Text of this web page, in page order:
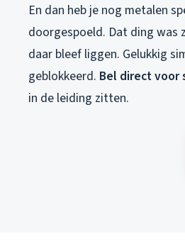
En dan heb je nog metalen
doorgespoeld. Dat ding was
daar bleef liggen. Gelukkig
geblokkeerd. Bel direct voor
in de leiding zitten.